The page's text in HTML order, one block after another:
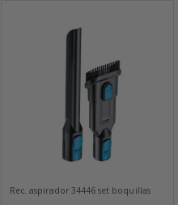
Rec. aspirador 34446 set boquillas